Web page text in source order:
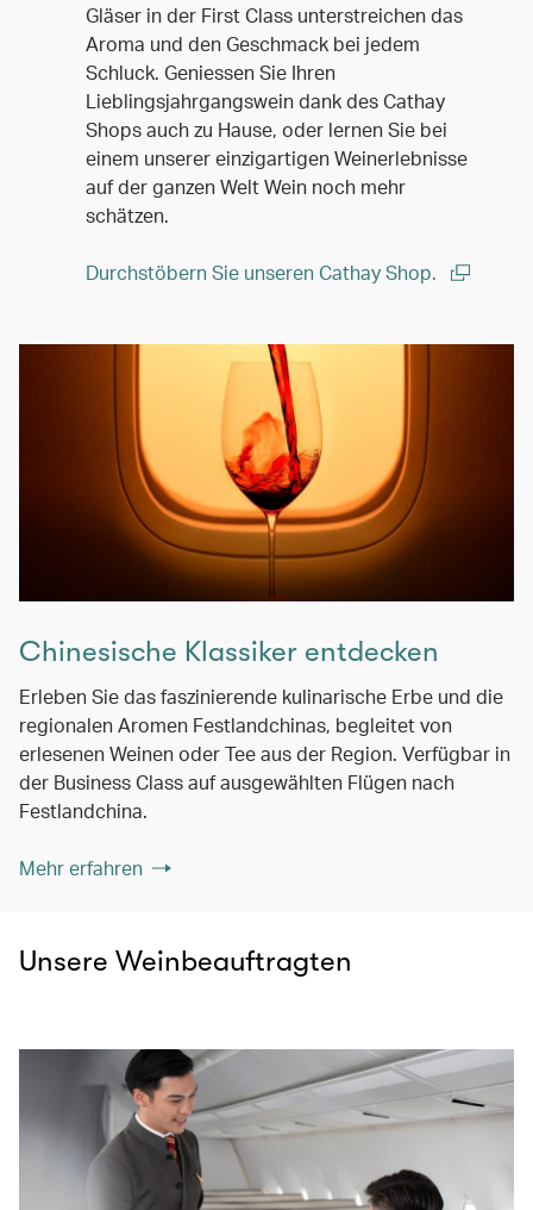
Gläser in der First Class unterstreichen das
Aroma und den Geschmack bei jedem
Schluck. Geniessen Sie Ihren
Lieblingsjahrgangswein dank des Cathay
Shops auch zu Hause, oder lernen Sie bei
einem unserer einzigartigen Weinerlebnisse
auf der ganzen Welt Wein noch mehr
schätzen.
Durchstöbern Sie unseren Cathay Shop.
Chinesische Klassiker entdecken
Erleben Sie das faszinierende kulinarische Erbe und die
regionalen Aromen Festlandchinas, begleitet von
erlesenen Weinen oder Tee aus der Region. Verfügbar in
der Business Class auf ausgewählten Flügen nach
Festlandchina.
Mehr erfahren
Unsere Weinbeauftragten